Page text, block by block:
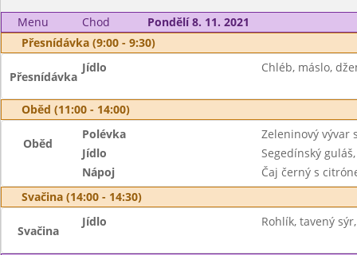
Menu Chod
Pondělí 8. 11. 2021
Přesnídávka (9:00 - 9:30)
Přesnídávka
Jídlo Chléb, máslo,
Oběd (11:00 - 14:00)
Oběd
Polévka
Zeleninový vývar
Jídlo
Segedínský
Nápoj
Čaj černý s
Svačina (14:00 - 14:30)
Svačina
Jídlo Rohlík, tavený